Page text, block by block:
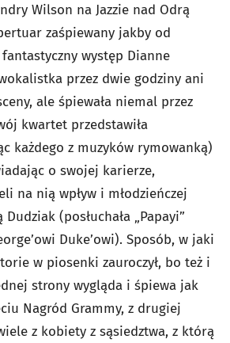
Wilson na Jazzie nad Odrą
zaśpiewany jakby od
występ Dianne
przez dwie godziny ani
ale śpiewała niemal przez
kwartet przedstawiła
każdego z muzyków rymowanką)
o swojej karierze,
na nią wpływ i młodzieńczej
(posłuchała „Papayi”
Duke’owi). Sposób, w jaki
w piosenki zauroczył, bo też i
strony wygląda i śpiewa jak
Nagród Grammy, z drugiej
z kobiety z sąsiedztwa, z którą